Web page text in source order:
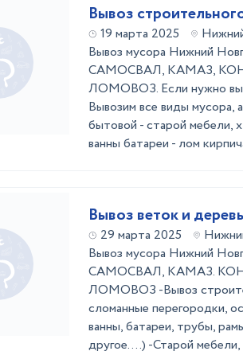
Вывоз
19 марта 2025
Вывоз мусора Нижний
САМОСВАЛ, КАМАЗ,
ЛОМОВОЗ. Если нужно
Вывозим все виды мусора,
бытовой - старой мебели,
ванны батареи - лом
Вывоз веток и
29 марта 2025
Вывоз мусора Нижний
САМОСВАЛ, КАМАЗ.
ЛОМОВОЗ -Вывоз
сломанные перегородки,
ванны, батареи, трубы,
другое....) -Старой